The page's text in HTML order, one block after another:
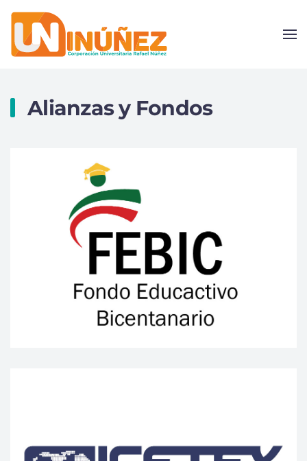
Skip to main content
Alianzas y Fondos
Más información